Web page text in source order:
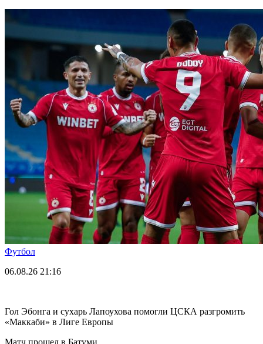
Футбол
06.08.26 21:16
Гол Эбонга и сухарь Лапоухова помогли ЦСКА разгромить
«Маккаби» в Лиге Европы